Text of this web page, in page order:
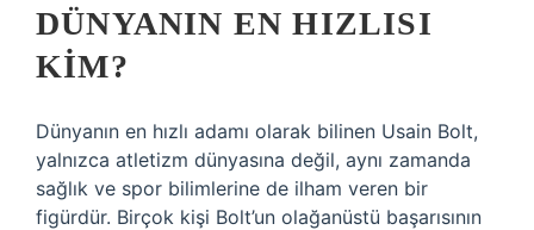
DÜNYANIN EN HIZLISI
KIM?
Dünyanın en hızlı adamı olarak bilinen Usain Bolt,
yalnızca atletizm dünyasına değil, aynı zamanda
sağlık ve spor bilimlerine de ilham veren bir
figürdür. Birçok kişi Bolt’un olağanüstü başarısının